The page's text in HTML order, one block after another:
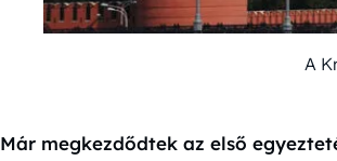
A
Már megkezdődtek az első